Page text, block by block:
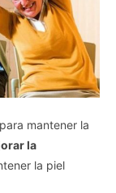
mantener la
la
la piel